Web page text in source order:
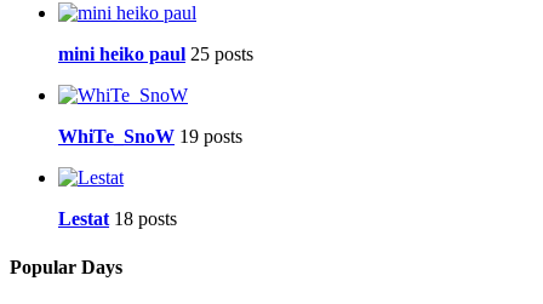
mini heiko paul 25 posts
WhiTe_SnoW 19 posts
Lestat 18 posts
Popular Days